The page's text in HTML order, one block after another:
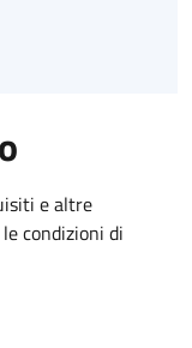
e altre
condizioni di